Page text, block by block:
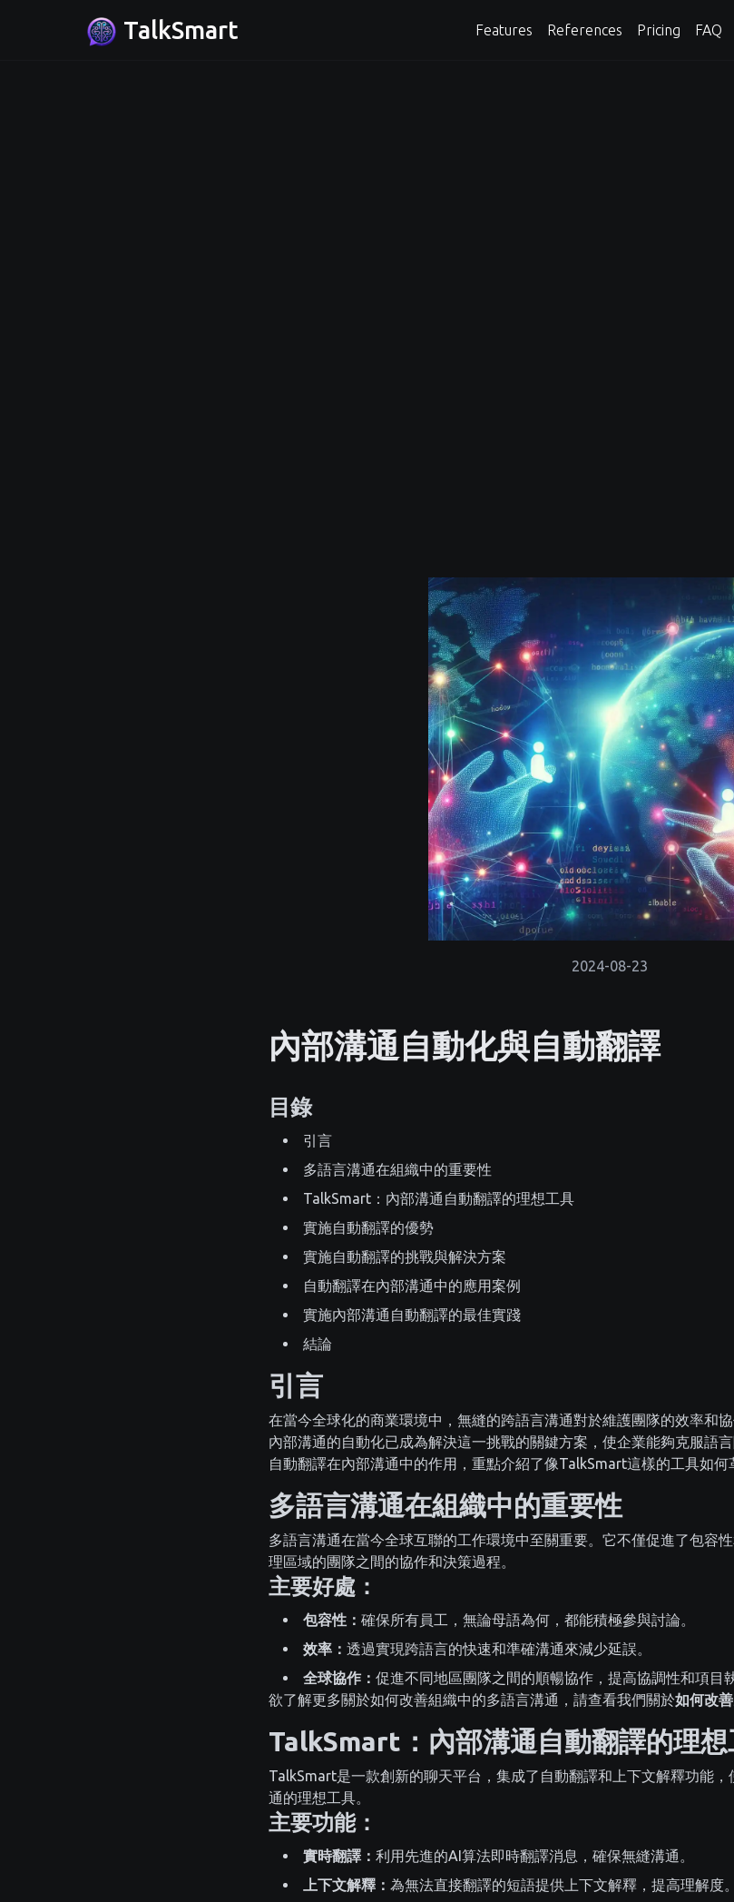
TalkSmart Features References Pricing FAQ
2024-08-23
內部溝通自動化與自動翻譯
目錄
引言
多語言溝通在組織中的重要性
TalkSmart：內部溝通自動翻譯的理想工具
實施自動翻譯的優勢
實施自動翻譯的挑戰與解決方案
自動翻譯在內部溝通中的應用案例
實施內部溝通自動翻譯的最佳實踐
結論
引言
在當今全球化的商業環境中，無縫的跨語言溝通對於維護團隊的效率和
內部溝通的自動化已成為解決這一挑戰的關鍵方案，使企業能夠克服語
自動翻譯在內部溝通中的作用，重點介紹了像TalkSmart這樣的工具如何
多語言溝通在組織中的重要性
多語言溝通在當今全球互聯的工作環境中至關重要。它不僅促進了包容
理區域的團隊之間的協作和決策過程。
主要好處：
包容性： 確保所有員工，無論母語為何，都能積極參與討論。
效率： 透過實現跨語言的快速和準確溝通來減少延誤。
全球協作： 促進不同地區團隊之間的順暢協作，提高協調性和項目
欲了解更多關於如何改善組織中的多語言溝通，請查看我們關於如何改
TalkSmart：內部溝通自動翻譯的理想
TalkSmart是一款創新的聊天平台，集成了自動翻譯和上下文解釋功能
通的理想工具。
主要功能：
實時翻譯： 利用先進的AI算法即時翻譯消息，確保無縫溝通。
上下文解釋： 為無法直接翻譯的短語提供上下文解釋，提高理解度。